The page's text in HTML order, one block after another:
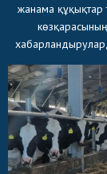
жанама құқықтар